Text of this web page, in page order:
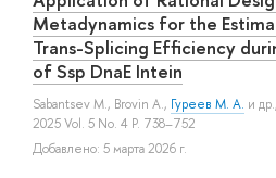
Metadynamics for the
Trans-Splicing Efficiency
of Ssp DnaE Intein
Sabantsev M., Brovin A., Гуреев М. А. и др.
2025 Vol. 5 No. 4 P. 738–752
Добавлено: 5 марта 2026 г.